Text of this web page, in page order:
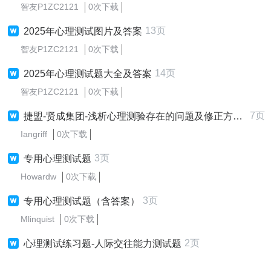
智友P1ZC2121 0次下载
2025年心理测试图片及答案 13页
智友P1ZC2121 0次下载
2025年心理测试题大全及答案 14页
智友P1ZC2121 0次下载
捷盟-贤成集团-浅析心理测验存在的问题及修正方案设计适用于出题者 7页
Iangriff 0次下载
专用心理测试题 3页
Howardw 0次下载
专用心理测试题（含答案） 3页
Mlinquist 0次下载
心理测试练习题-人际交往能力测试题 2页